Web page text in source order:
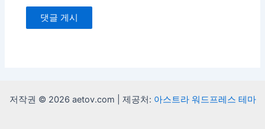
저작권 © 2026 aetov.com | 제공처: 아스트라 워드프레스 테마